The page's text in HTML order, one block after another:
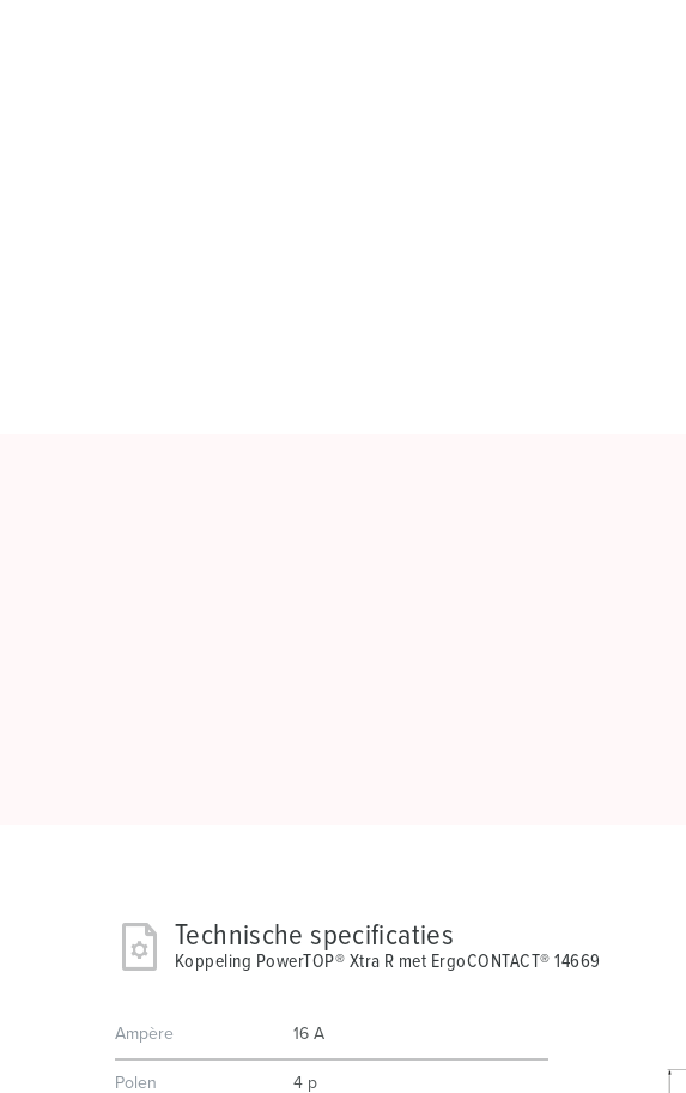
Technische specificaties
Koppeling PowerTOP® Xtra R met ErgoCONTACT® 14669
Ampère 16 A
Polen 4 p